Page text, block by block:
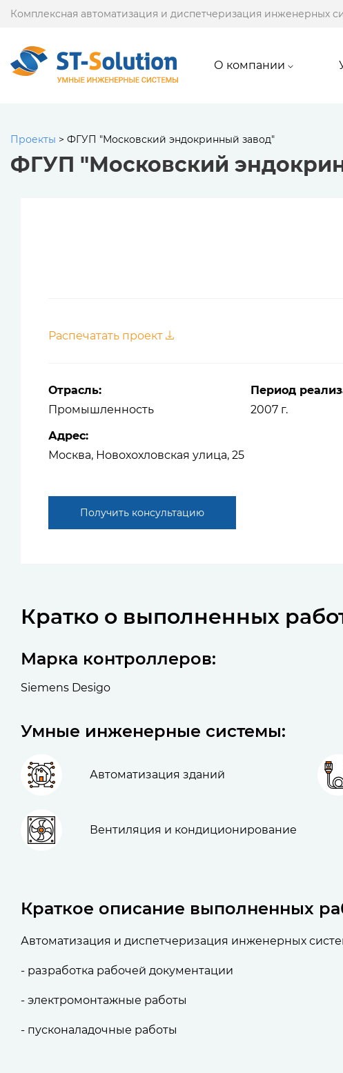
Комплексная автоматизация и диспетчеризация инженерных
О компании
Проекты > ФГУП "Московский эндокринный завод"
ФГУП "Московский
Распечатать проект
Отрасль:
Промышленность
Период
2007 г.
Адрес:
Москва, Новохохловская улица, 25
Получить консультацию
Кратко о выполненных
Марка контроллеров:
Siemens Desigo
Умные инженерные системы:
Автоматизация зданий
Вентиляция и кондиционирование
Краткое описание выполненных
Автоматизация и диспетчеризация инженерных
- разработка рабочей документации
- электромонтажные работы
- пусконаладочные работы